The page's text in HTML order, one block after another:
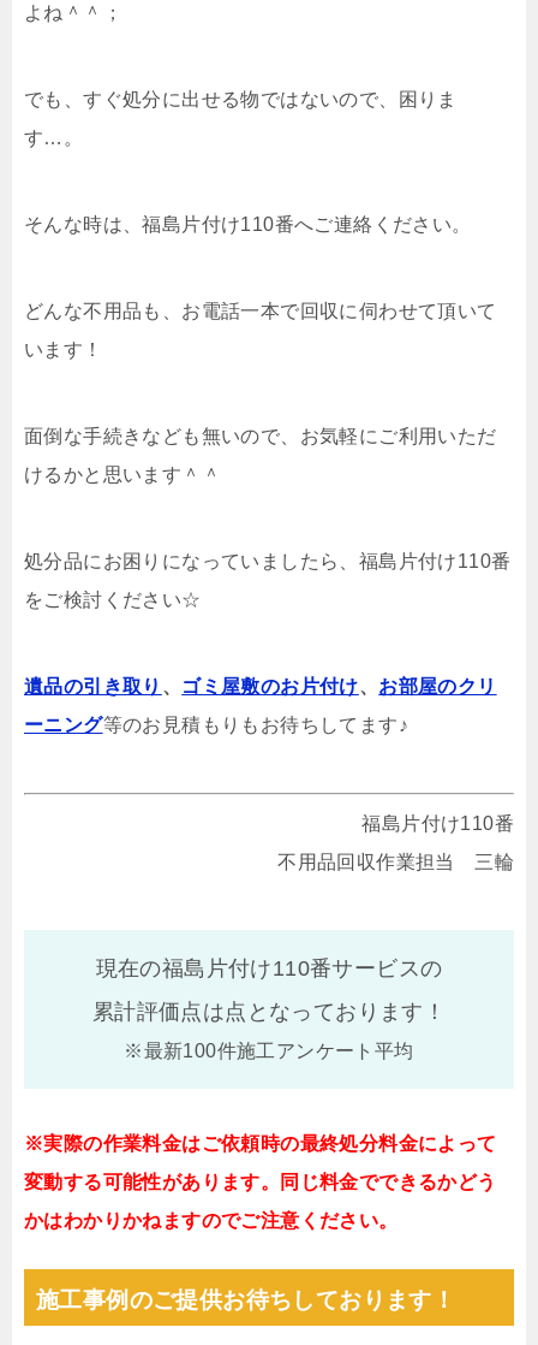
よね＾＾；
でも、すぐ処分に出せる物ではないので、困りま
す…。
そんな時は、福島片付け110番へご連絡ください。
どんな不用品も、お電話一本で回収に伺わせて頂いて
います！
面倒な手続きなども無いので、お気軽にご利用いただ
けるかと思います＾＾
処分品にお困りになっていましたら、福島片付け110番
をご検討ください☆
遺品の引き取り 、 ゴミ屋敷のお片付け、 お部屋のクリ
ーニング等のお見積もりもお待ちしてます♪
福島片付け110番
不用品回収作業担当 三輪
現在の福島片付け110番サービスの
累計評価点は点となっております！
※最新100件施工アンケート平均
※実際の作業料金はご依頼時の最終処分料金によって
変動する可能性があります。同じ料金でできるかどう
かはわかりかねますのでご注意ください。
施工事例のご提供お待ちしております！